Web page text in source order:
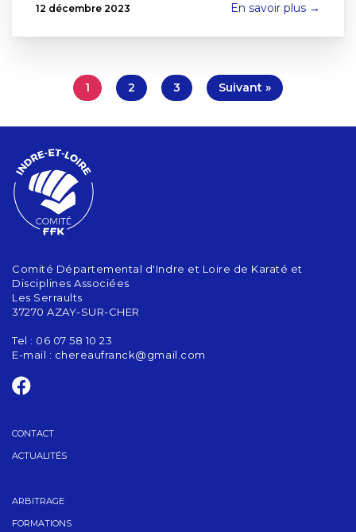
12 décembre 2023 En savoir plus →
1 2 3 Suivant »
Comité Départemental d'Indre et Loire de Karaté et
Disciplines Associées
Les Serraults
37270 AZAY-SUR-CHER
Tel : 06 07 58 10 23
E-mail : chereaufranck@gmail.com
CONTACT
ACTUALITÉS
ARBITRAGE
FORMATIONS